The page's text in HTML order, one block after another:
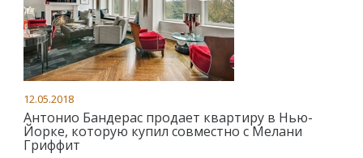
12.05.2018
Антонио Бандерас продает квартиру в Нью-
Йорке, которую купил совместно с Мелани
Гриффит